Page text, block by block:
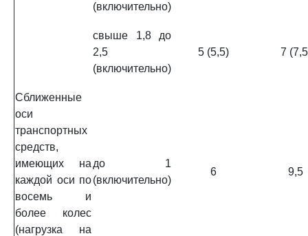
(включительно)
свыше 1,8 до
2,5
(включительно)
5 (5,5) 7
Сближенные
оси
транспортных
средств,
имеющих на
каждой оси по
восемь и
более колес
(нагрузка на
до 1
(включительно)
6 9,5